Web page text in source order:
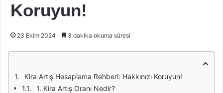
Koruyun!
23 Ekim 2024 3 dakika okuma süresi
Kira Artış Hesaplama Rehberi: Hakkınızı Koruyun!
1. Kira Artış Oranı Nedir?